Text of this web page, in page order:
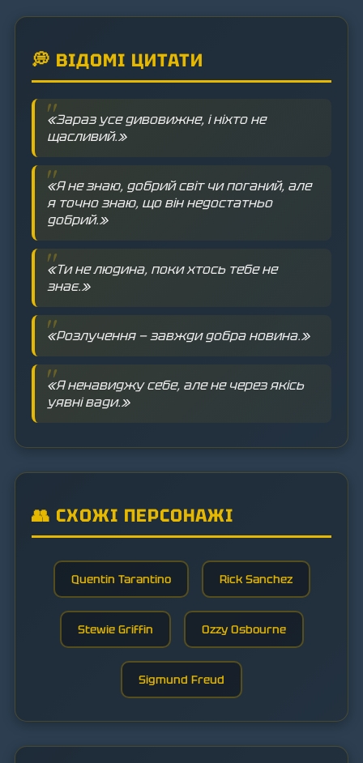
💭 ВІДОМІ ЦИТАТИ
«Зараз усе дивовижне, і ніхто не
щасливий.»
«Я не знаю, добрий світ чи поганий, але
я точно знаю, що він недостатньо
добрий.»
«Ти не людина, поки хтось тебе не
знає.»
«Розлучення — завжди добра новина.»
«Я ненавиджу себе, але не через якісь
уявні вади.»
👥 СХОЖІ ПЕРСОНАЖІ
Quentin Tarantino Rick Sanchez
Stewie Griffin Ozzy Osbourne
Sigmund Freud